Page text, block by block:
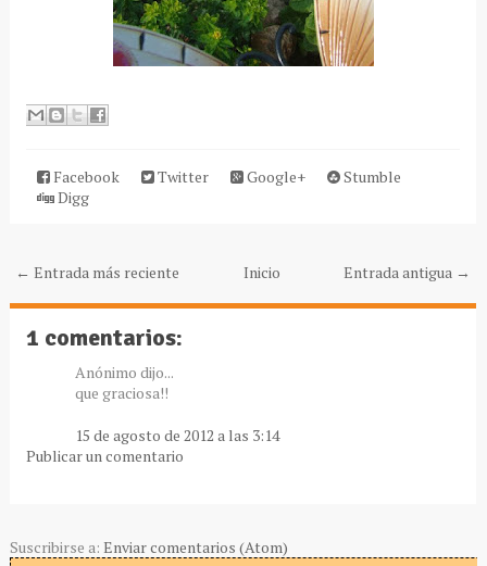
Facebook Twitter Google+
Stumble
Digg
← Entrada más reciente Entrada antigua →
Inicio
1 comentarios:
Anónimo dijo...
que graciosa!!
15 de agosto de 2012 a las 3:14
Publicar un comentario
Suscribirse a: Enviar comentarios (Atom)